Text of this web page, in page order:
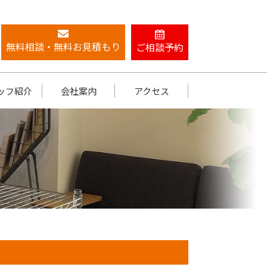
無料相談・無料お見積もり ご相談予約
フ紹介 会社案内 アクセス